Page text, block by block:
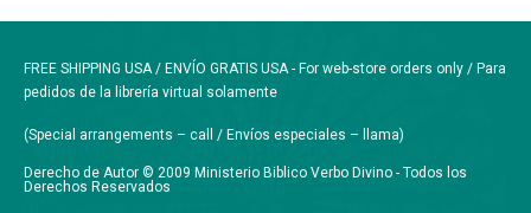
FREE SHIPPING USA / ENVÍO GRATIS USA - For web-store orders only / Para
pedidos de la librería virtual solamente
(Special arrangements – call / Envíos especiales – llama)
Derecho de Autor © 2009 Ministerio Biblico Verbo Divino - Todos los
Derechos Reservados